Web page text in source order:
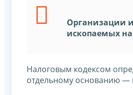
Организации
ископаемых
Налоговым кодексом
отдельному основанию —